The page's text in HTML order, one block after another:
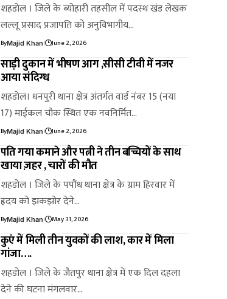
शहडोल । जिले के ब्योहारी तहसील में पदस्थ खंड लेखक
लल्लू प्रसाद प्रजापति को अनुविभागीय…
ByMajid Khan June 2, 2026
साड़ी दुकान में भीषण आग ,सीसी टीवी में नजर
आया संदिग्ध
शहडोल। धनपुरी थाना क्षेत्र अंतर्गत वार्ड नंबर 15 (नया
17) माईकल चौक स्थित एक नवनिर्मित…
ByMajid Khan June 2, 2026
पति गया कमाने और पत्नी ने तीन बच्चियों के साथ
खाया ज़हर , चारों की मौत
शहडोल । जिले के पपौंध थाना क्षेत्र के ग्राम हिरवार में
ह्रदय को झकझोर देने…
ByMajid Khan May 31, 2026
कुएं में मिली तीन युवकों की लाश, कार में मिला
गांजा….
शहडोल । जिले के जैतपुर थाना क्षेत्र में एक दिल दहला
देने की घटना मंगलवार…